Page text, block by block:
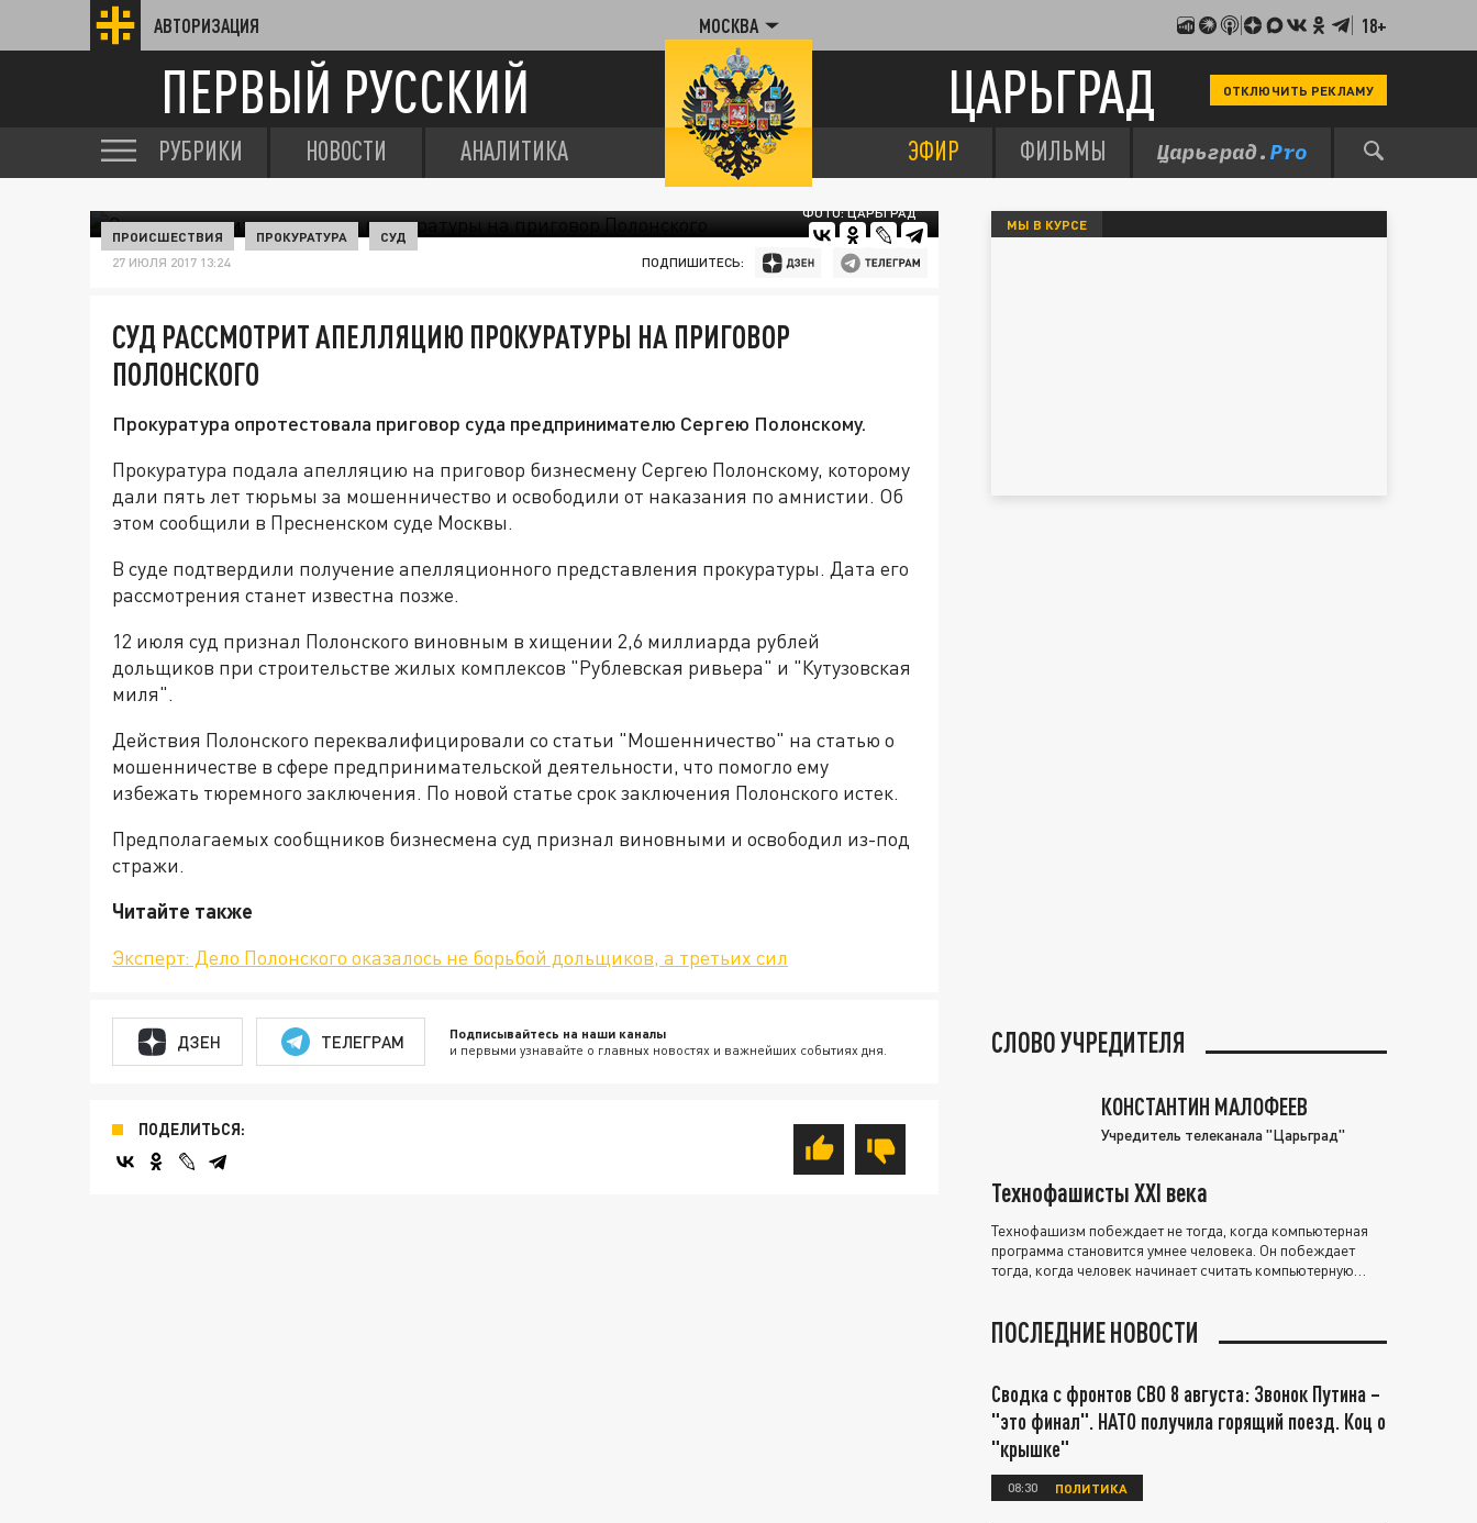
АВТОРИЗАЦИЯ МОСКВА 18+
ПЕРВЫЙ РУССКИЙ ЦАРЬГРАД ОТКЛЮЧИТЬ РЕКЛАМУ
РУБРИКИ НОВОСТИ АНАЛИТИКА ЭФИР ФИЛЬМЫ
ФОТО: ЦАРЬГРАД
ПРОИСШЕСТВИЯ ПРОКУРАТУРА СУД
27 ИЮЛЯ 2017 13:24 ПОДПИШИТЕСЬ:
СУД РАССМОТРИТ АПЕЛЛЯЦИЮ ПРОКУРАТУРЫ НА ПРИГОВОР
ПОЛОНСКОГО
Прокуратура опротестовала приговор суда предпринимателю Сергею Полонскому.
Прокуратура подала апелляцию на приговор бизнесмену Сергею Полонскому, которому
дали пять лет тюрьмы за мошенничество и освободили от наказания по амнистии. Об
этом сообщили в Пресненском суде Москвы.
В суде подтвердили получение апелляционного представления прокуратуры. Дата его
рассмотрения станет известна позже.
12 июля суд признал Полонского виновным в хищении 2,6 миллиарда рублей
дольщиков при строительстве жилых комплексов "Рублевская ривьера" и "Кутузовская
миля".
Действия Полонского переквалифицировали со статьи "Мошенничество" на статью о
мошенничестве в сфере предпринимательской деятельности, что помогло ему
избежать тюремного заключения. По новой статье срок заключения Полонского истек.
Предполагаемых сообщников бизнесмена суд признал виновными и освободил из-под
стражи.
Читайте также
Эксперт: Дело Полонского оказалось не борьбой дольщиков, а третьих сил
ДЗЕН ТЕЛЕГРАМ Подписывайтесь на наши каналы
и первыми узнавайте о главных новостях и важнейших событиях дня.
ПОДЕЛИТЬСЯ:
МЫ В КУРСЕ
СЛОВО УЧРЕДИТЕЛЯ
КОНСТАНТИН МАЛОФЕЕВ
Учредитель телеканала "Царьград"
Технофашисты XXI века
Технофашизм побеждает не тогда, когда компьютерная
программа становится умнее человека. Он побеждает
тогда, когда человек начинает считать компьютерную
ПОСЛЕДНИЕ НОВОСТИ
Сводка с фронтов СВО 8 августа: Звонок Путина –
"это финал". НАТО получила горящий поезд. Коц о
"крышке"
08:30 ПОЛИТИКА